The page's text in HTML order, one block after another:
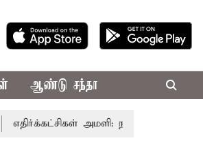
ஆண்டு சந்தா
அமளி: நாடாளுமன்ற இரு